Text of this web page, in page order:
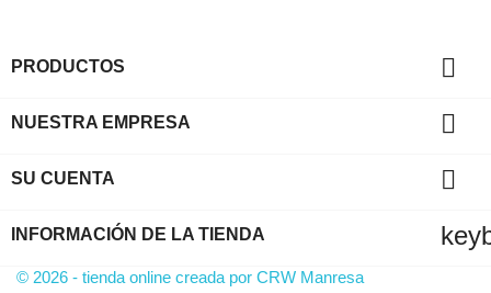
PRODUCTOS 
NUESTRA EMPRESA 
SU CUENTA 
INFORMACIÓN DE LA TIENDA
© 2026 - tienda online creada por CRW Manresa